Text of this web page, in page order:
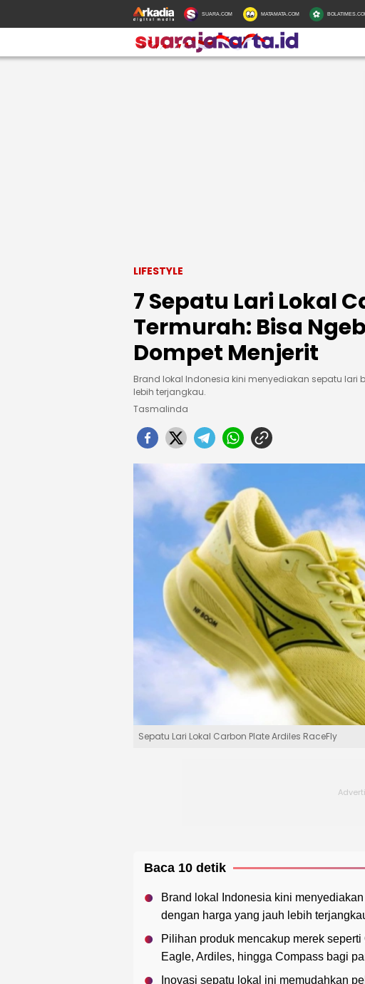
SUARA.COM MATAMATA.COM
LIFESTYLE
7 Sepatu Lari Lokal
Termurah: Bisa
Dompet Menjerit
Brand lokal Indonesia kini menyediakan sepatu
lebih terjangkau.
Tasmalinda
Sepatu Lari Lokal Carbon Plate Ardiles RaceFly
Baca 10 detik
Brand lokal Indonesia kini
dengan harga yang jauh lebih
Pilihan produk mencakup merek
Eagle, Ardiles, hingga Compass bagi
Inovasi sepatu lokal ini memudahkan